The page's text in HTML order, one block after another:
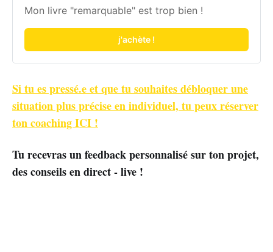
Mon livre "remarquable" est trop bien !
j'achète !
Si tu es pressé.e et que tu souhaites débloquer une
situation plus précise en individuel, tu peux réserver
ton coaching ICI !
Tu recevras un feedback personnalisé sur ton projet,
des conseils en direct - live !